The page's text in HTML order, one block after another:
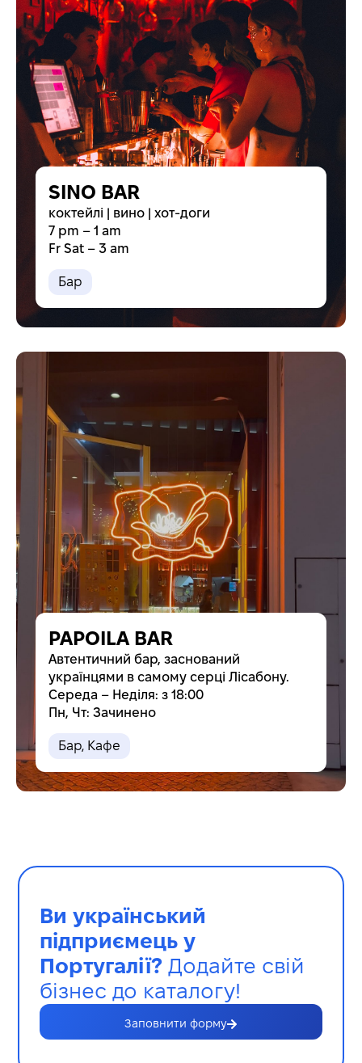
SINO BAR
коктейлі | вино | хот-доги
7 pm – 1 am
Fr Sat – 3 am
Бар
PAPOILA BAR
Автентичний бар, заснований
українцями в самому серці Лісабону.
Середа – Неділя: з 18:00
Пн, Чт: Зачинено
Бар, Кафе
Ви український
підприємець у
Португалії? Додайте свій
бізнес до каталогу!
Заповнити форму